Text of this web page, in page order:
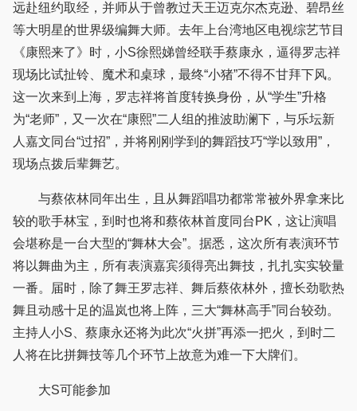
远赴纽约取经，并师从于曾教过天王迈克尔杰克逊、碧昂丝
等大明星的世界级编舞大师。去年上台湾地区电视综艺节目
《康熙来了》时，小S徐熙娣曾经联手蔡康永，逼得罗志祥
现场比试扯铃、魔术和桌球，最终“小猪”不得不甘拜下风。
这一次来到上海，罗志祥将首度转换身份，从“学生”升格
为“老师”，又一次在“康熙”二人组的推波助澜下，与乐坛新
人嘉文同台“过招”，并将刚刚学到的舞蹈技巧“学以致用”，
现场点拨后辈舞艺。
与蔡依林同年出生，且从舞蹈唱功都常常被外界拿来比
较的歌手林宝，到时也将和蔡依林首度同台PK，这让演唱
会堪称是一台大型的“舞林大会”。据悉，这次所有表演环节
将以舞曲为主，所有表演嘉宾须得亮出舞技，扎扎实实较量
一番。届时，除了舞王罗志祥、舞后蔡依林外，擅长劲歌热
舞且动感十足的温岚也将上阵，三大“舞林高手”同台较劲。
主持人小S、蔡康永还将为此次“火拼”再添一把火，到时二
人将在比拼舞技等几个环节上故意为难一下大牌们。
大S可能参加